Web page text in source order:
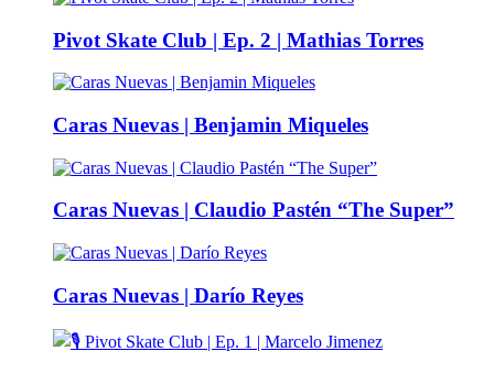
Pivot Skate Club | Ep. 2 | Mathias Torres
Caras Nuevas | Benjamin Miqueles
Caras Nuevas | Claudio Pastén “The Super”
Caras Nuevas | Darío Reyes